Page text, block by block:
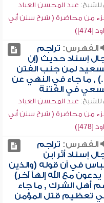
للشيخ: عبد المحسن العباد
من محاضرة ( شرح سنن أبي
[474])
الفهرس: تراجم
إسناد حديث (إن
لمن جنب الفتن
, ما جاء في النهي عن
في الفتنة
للشيخ: عبد المحسن العباد
من محاضرة ( شرح سنن أبي
[478])
الفهرس: تراجم
إسناد أثر ابن
في أن قوله (والذين
يدعون مع الله إلهاً آخر)
أهل الشرك , ما جاء
تعظيم قتل المؤمن